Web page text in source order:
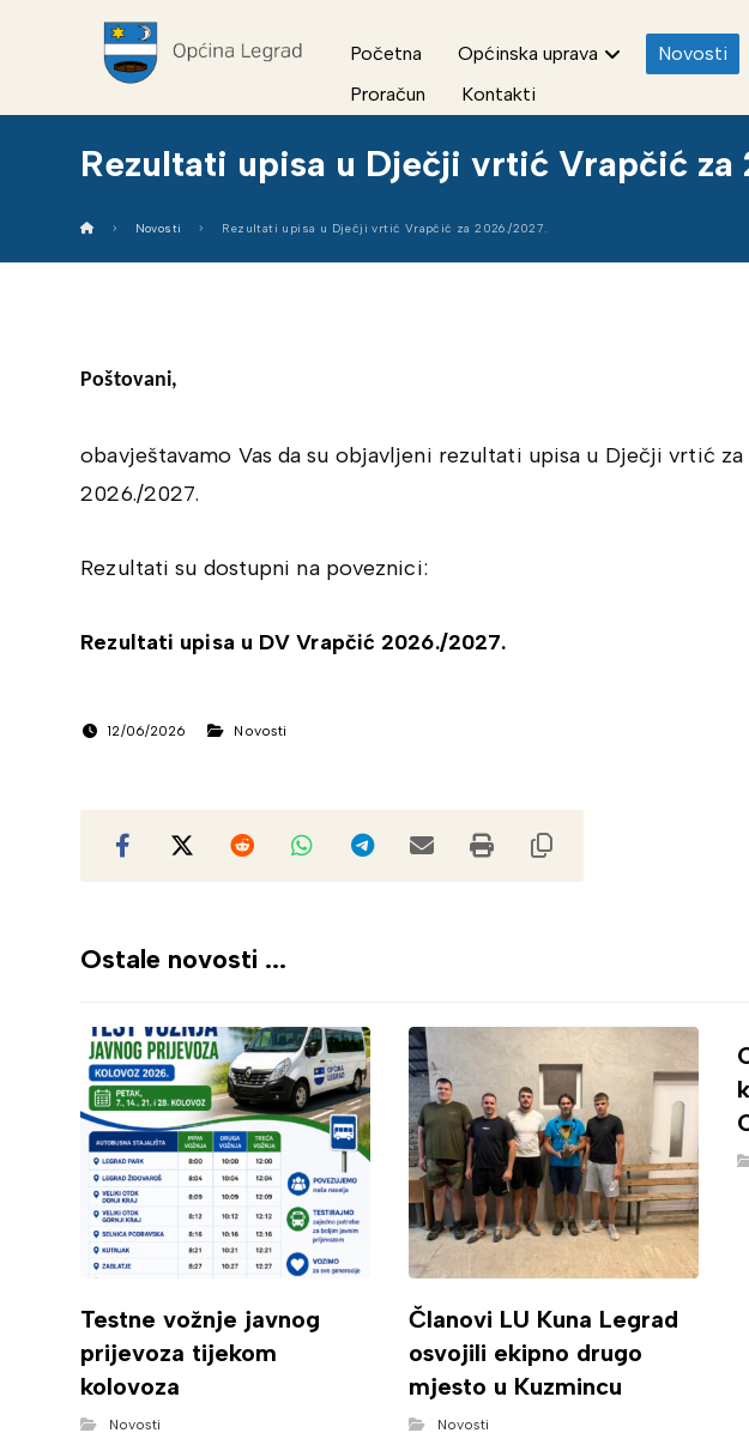
Početna Općinska uprava Novosti
Proračun
Kontakti
Rezultati upisa u Dječji vrtić Vrapčić
Novosti Rezultati upisa u Dječji vrtić Vrapčić za 2026./2027.
Poštovani,
obavještavamo Vas da su objavljeni rezultati upisa u Dječji vrtić
2026./2027.
Rezultati su dostupni na poveznici:
Rezultati upisa u DV Vrapčić 2026./2027.
12/06/2026 Novosti
Ostale novosti ...
Testne vožnje javnog
prijevoza tijekom
kolovoza
Novosti
Članovi LU Kuna Legrad
osvojili ekipno drugo
mjesto u Kuzmincu
Novosti